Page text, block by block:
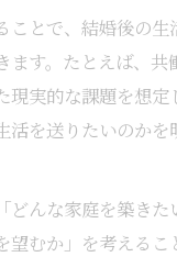
ことで、結婚後の生
ます。たとえば、共
現実的な課題を想定
活を送りたいのかを
どんな家庭を築きた
望むか」を考えるこ